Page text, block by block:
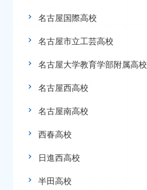
名古屋国際高校
名古屋市立工芸高校
名古屋大学教育学部附属高校
名古屋西高校
名古屋南高校
西春高校
日進西高校
半田高校